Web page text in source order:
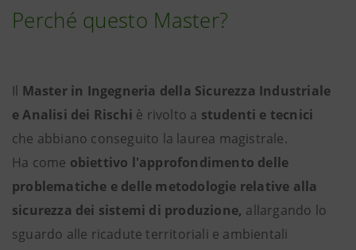
Perché questo Master?
Il Master in Ingegneria della Sicurezza Industriale
e Analisi dei Rischi è rivolto a studenti e tecnici
che abbiano conseguito la laurea magistrale.
Ha come obiettivo l'approfondimento delle
problematiche e delle metodologie relative alla
sicurezza dei sistemi di produzione, allargando lo
sguardo alle ricadute territoriali e ambientali